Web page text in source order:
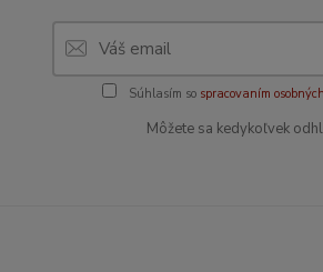
Súhlasím so spracovaním
Môžete sa kedykoľvek